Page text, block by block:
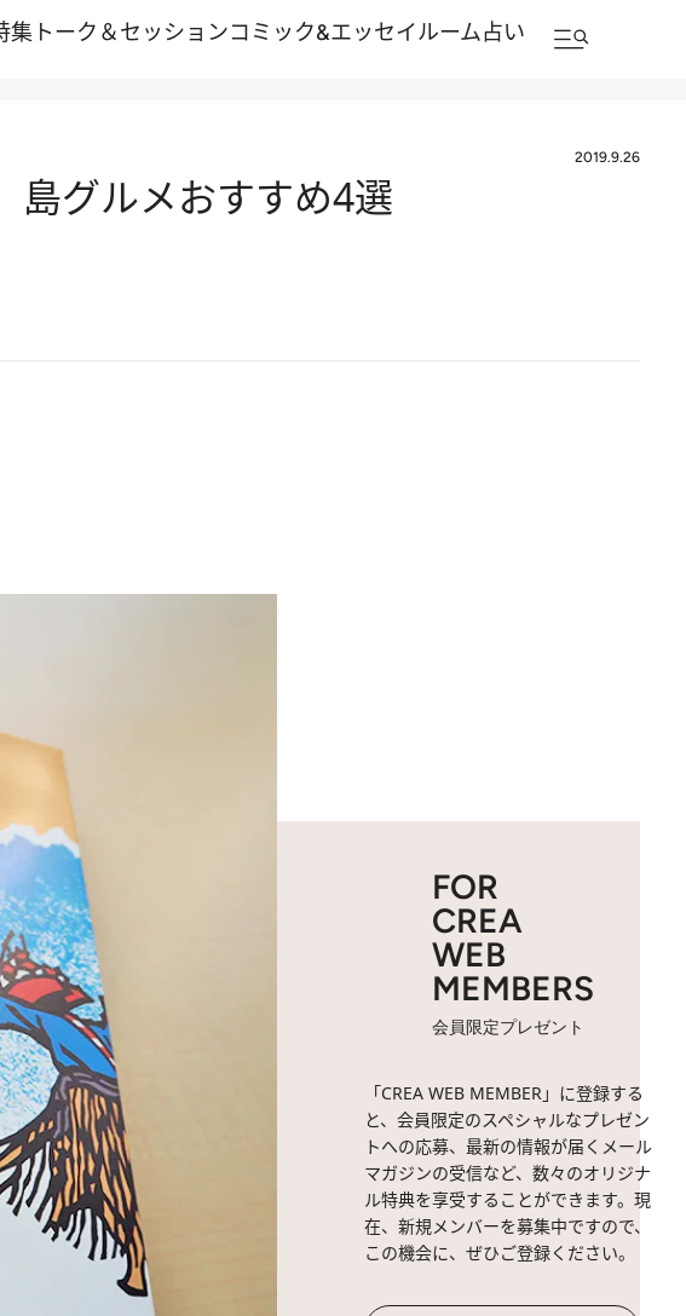
集 トーク＆セッションコミック&エッセイルーム占い
2019.9.26
島グルメおすすめ4選
FOR
CREA
WEB
MEMBERS
会員限定プレゼント
「CREA WEB MEMBER」に登録する
と、会員限定のスペシャルなプレゼン
トへの応募、最新の情報が届くメール
マガジンの受信など、数々のオリジナ
ル特典を享受することができます。現
在、新規メンバーを募集中ですので、
この機会に、ぜひご登録ください。